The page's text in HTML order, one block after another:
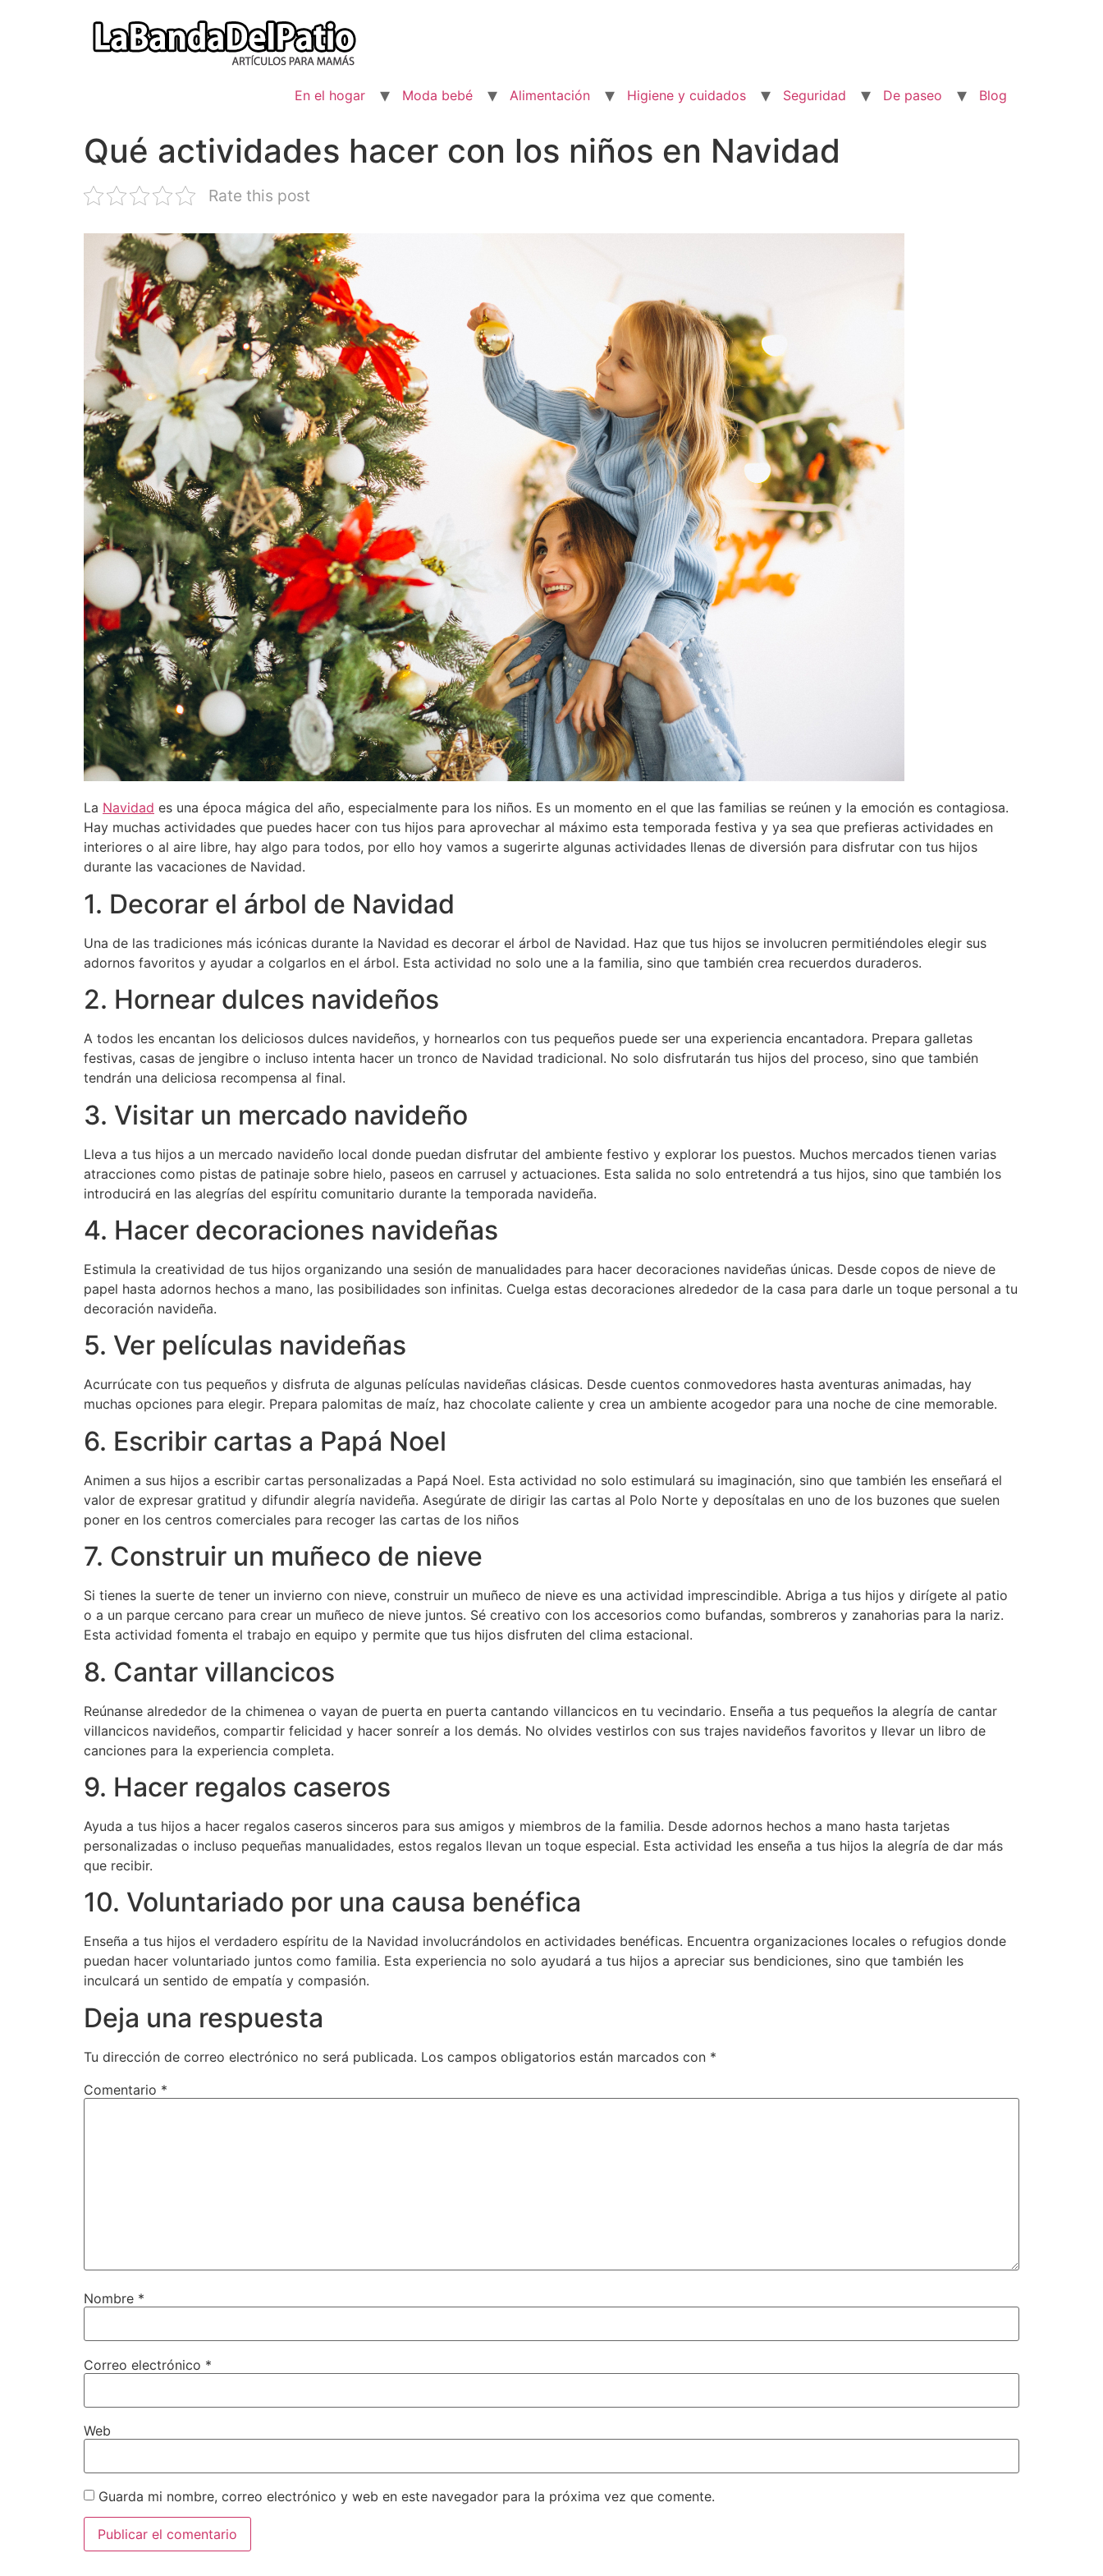
En el hogar Moda bebé Alimentación Higiene y cuidados Seguridad De paseo Blog
Qué actividades hacer con los niños en Navidad
Rate this post
La Navidad es una época mágica del año, especialmente para los niños. Es un momento en el que las familias se reúnen y la emoción es contagiosa.
Hay muchas actividades que puedes hacer con tus hijos para aprovechar al máximo esta temporada festiva y ya sea que prefieras actividades en
interiores o al aire libre, hay algo para todos, por ello hoy vamos a sugerirte algunas actividades llenas de diversión para disfrutar con tus hijos
durante las vacaciones de Navidad.
1. Decorar el árbol de Navidad
Una de las tradiciones más icónicas durante la Navidad es decorar el árbol de Navidad. Haz que tus hijos se involucren permitiéndoles elegir sus
adornos favoritos y ayudar a colgarlos en el árbol. Esta actividad no solo une a la familia, sino que también crea recuerdos duraderos.
2. Hornear dulces navideños
A todos les encantan los deliciosos dulces navideños, y hornearlos con tus pequeños puede ser una experiencia encantadora. Prepara galletas
festivas, casas de jengibre o incluso intenta hacer un tronco de Navidad tradicional. No solo disfrutarán tus hijos del proceso, sino que también
tendrán una deliciosa recompensa al final.
3. Visitar un mercado navideño
Lleva a tus hijos a un mercado navideño local donde puedan disfrutar del ambiente festivo y explorar los puestos. Muchos mercados tienen varias
atracciones como pistas de patinaje sobre hielo, paseos en carrusel y actuaciones. Esta salida no solo entretendrá a tus hijos, sino que también los
introducirá en las alegrías del espíritu comunitario durante la temporada navideña.
4. Hacer decoraciones navideñas
Estimula la creatividad de tus hijos organizando una sesión de manualidades para hacer decoraciones navideñas únicas. Desde copos de nieve de
papel hasta adornos hechos a mano, las posibilidades son infinitas. Cuelga estas decoraciones alrededor de la casa para darle un toque personal a tu
decoración navideña.
5. Ver películas navideñas
Acurrúcate con tus pequeños y disfruta de algunas películas navideñas clásicas. Desde cuentos conmovedores hasta aventuras animadas, hay
muchas opciones para elegir. Prepara palomitas de maíz, haz chocolate caliente y crea un ambiente acogedor para una noche de cine memorable.
6. Escribir cartas a Papá Noel
Animen a sus hijos a escribir cartas personalizadas a Papá Noel. Esta actividad no solo estimulará su imaginación, sino que también les enseñará el
valor de expresar gratitud y difundir alegría navideña. Asegúrate de dirigir las cartas al Polo Norte y deposítalas en uno de los buzones que suelen
poner en los centros comerciales para recoger las cartas de los niños
7. Construir un muñeco de nieve
Si tienes la suerte de tener un invierno con nieve, construir un muñeco de nieve es una actividad imprescindible. Abriga a tus hijos y dirígete al patio
o a un parque cercano para crear un muñeco de nieve juntos. Sé creativo con los accesorios como bufandas, sombreros y zanahorias para la nariz.
Esta actividad fomenta el trabajo en equipo y permite que tus hijos disfruten del clima estacional.
8. Cantar villancicos
Reúnanse alrededor de la chimenea o vayan de puerta en puerta cantando villancicos en tu vecindario. Enseña a tus pequeños la alegría de cantar
villancicos navideños, compartir felicidad y hacer sonreír a los demás. No olvides vestirlos con sus trajes navideños favoritos y llevar un libro de
canciones para la experiencia completa.
9. Hacer regalos caseros
Ayuda a tus hijos a hacer regalos caseros sinceros para sus amigos y miembros de la familia. Desde adornos hechos a mano hasta tarjetas
personalizadas o incluso pequeñas manualidades, estos regalos llevan un toque especial. Esta actividad les enseña a tus hijos la alegría de dar más
que recibir.
10. Voluntariado por una causa benéfica
Enseña a tus hijos el verdadero espíritu de la Navidad involucrándolos en actividades benéficas. Encuentra organizaciones locales o refugios donde
puedan hacer voluntariado juntos como familia. Esta experiencia no solo ayudará a tus hijos a apreciar sus bendiciones, sino que también les
inculcará un sentido de empatía y compasión.
Deja una respuesta
Tu dirección de correo electrónico no será publicada. Los campos obligatorios están marcados con *
Comentario *
Nombre *
Correo electrónico *
Web
Guarda mi nombre, correo electrónico y web en este navegador para la próxima vez que comente.